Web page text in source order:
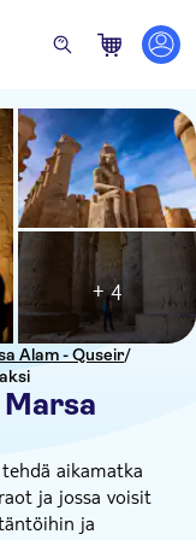
Alam - Quseir/
+ 4
aikamatka
ja jossa voisit
ja